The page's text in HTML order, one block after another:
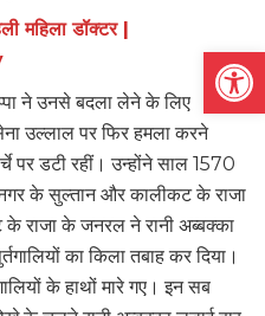
महिला डॉक्टर |
ने उनसे बदला लेने के लिए
उल्लाल पर फिर हमला करने
पर डटी रहीं। उन्होंने साल 1570
के सुल्तान और कालीकट के राजा
राजा के जनरल ने रानी अब्बक्का
का किला तबाह कर दिया।
के हाथों मारे गए। इन सब